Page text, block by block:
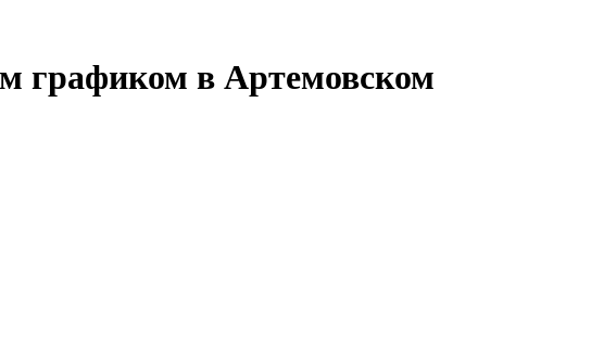
графиком в Артемовском